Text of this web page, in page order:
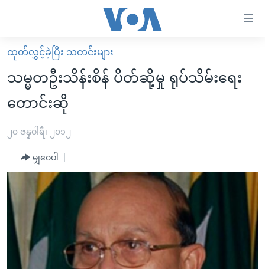
လွယ်ကူ
စေ
သည့်
များ
အကြောင်းအရာ
သို့
ကျော်
ကြည့်
မူလစာမျက်နှာ
မြန်မာ
ကမ္ဘာ့သတင်းများ
နိုင်ငံတကာ
အစ္စရေး-ပါလက်စတိုင်း
ရပ်ဝန်းတခု လမ်းတခု အလွန်
အင်္ဂလိပ်စာလေ့လာမယ်
အမေရိကန်သုံးအီဒီယံ
မကြေးမုံရဲ့ အင်္ဂလိပ်စာ
ရုပ်ရှင်ထဲက အင်္ဂလိပ်စာ
အပတ်စဉ်ကဏ္ဍများ
ရေဒီယို
တီဗွီ
ရေဒီယိုနှင့်ရုပ်သံ အချက်အလက်များ
ရေဒီယို/တီဗွီအစီအစဉ်
ထုတ်လွှင့်ခဲ့ပြီး သတင်းများ
သမ္မတဦးသိန်းစိန် ပိတ်ဆို့မှု ရုပ်သိမ်းရေး
တောင်းဆို
၂၀ ဇန္နဝါရီ၊ ၂၀၁၂
မျှဝေပါ